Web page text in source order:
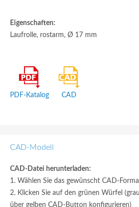
Eigenschaften:
Laufrolle, rostarm, Ø 17 mm
PDF-Katalog CAD
CAD-Modell
CAD-Datei herunterladen:
1. Wählen Sie das gewünscht CAD-
2. Klicken Sie auf den grünen Würfel
über gelben CAD-Button konfigurieren)